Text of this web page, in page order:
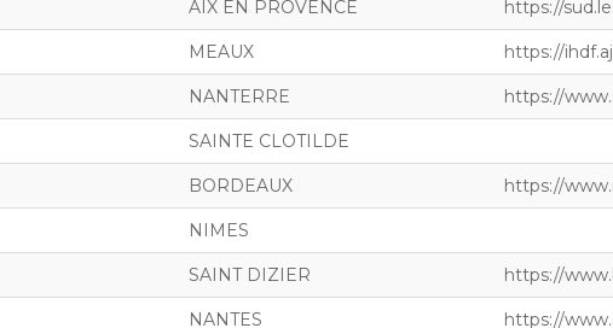
AIX EN PROVENCE https://
MEAUX https://
NANTERRE https://
SAINTE CLOTILDE
BORDEAUX https://
NIMES
SAINT DIZIER https://
NANTES https://